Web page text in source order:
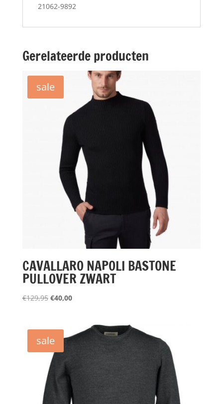
21062-9892
Gerelateerde producten
sale
CAVALLARO NAPOLI BASTONE
PULLOVER ZWART
€129,95 Oorspronkelijke
€129,95.
€40,00Huidige
€40,00.
sale